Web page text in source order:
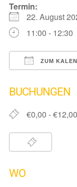
Termin:
22. August
11:00 - 12:30
ZUM
BUCHUNGEN
€0,00 - €12,00
WO